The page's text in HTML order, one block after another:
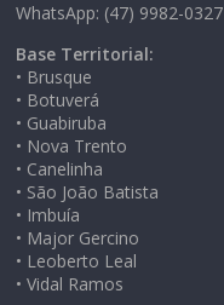
WhatsApp: (47) 9982-0327
Base Territorial:
• Brusque
• Botuverá
• Guabiruba
• Nova Trento
• Canelinha
• São João Batista
• Imbuía
• Major Gercino
• Leoberto Leal
• Vidal Ramos